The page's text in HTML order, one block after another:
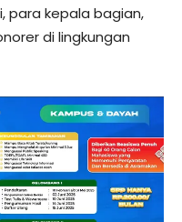
para kepala bagian,
di lingkungan